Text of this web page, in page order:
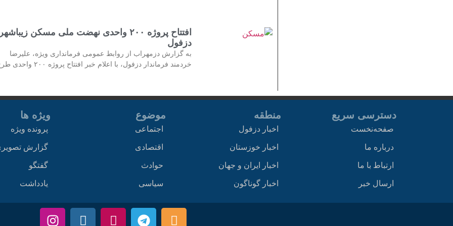
افتتاح پروژه ۲۰۰ واحدی نهضت ملی مسکن
دزفول
به گزارش دزمهراب از روابط عمومی فرمانداری ویژه، علیرضا
خردمند فرماندار دزفول، با اعلام خبر افتتاح پروژه ۲۰۰ واحدی طرح
دسترسی سریع
صفحه‌نخست
درباره ما
ارتباط با ما
ارسال خبر
منطقه
اخبار دزفول
اخبار خوزستان
اخبار ایران و جهان
اخبار گوناگون
موضوع
اجتماعی
اقتصادی
حوادث
سیاسی
ویژه ها
پرونده ویژه
گزارش
گفتگو
یادداشت